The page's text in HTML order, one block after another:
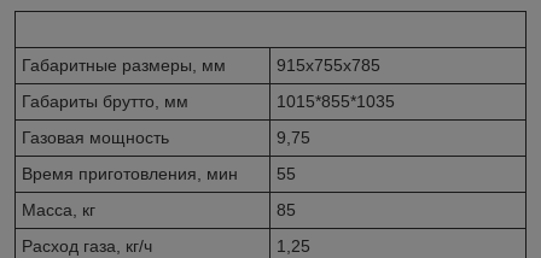
Габаритные размеры, мм
915х755х785
Габариты брутто, мм
1015*855*1035
Газовая мощность
9,75
Время приготовления, мин
55
Масса, кг
85
Расход газа, кг/ч
1,25